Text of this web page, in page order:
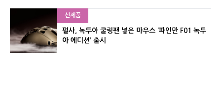
신제품
펄사, 녹투아 쿨링팬 넣은 마우스 ‘파인만 F01 녹투
아 에디션’ 출시